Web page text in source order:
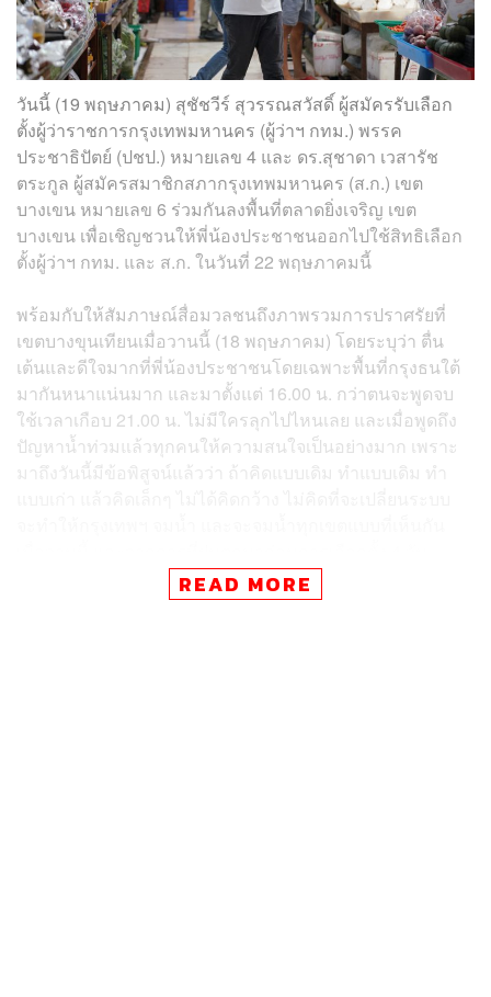
วันนี้ (19 พฤษภาคม) สุชัชวีร์ สุวรรณสวัสดิ์ ผู้สมัครรับเลือก
ตั้งผู้ว่าราชการกรุงเทพมหานคร (ผู้ว่าฯ กทม.) พรรค
ประชาธิปัตย์ (ปชป.) หมายเลข 4 และ ดร.สุชาดา เวสารัช
ตระกูล ผู้สมัครสมาชิกสภากรุงเทพมหานคร (ส.ก.) เขต
บางเขน หมายเลข 6 ร่วมกันลงพื้นที่ตลาดยิ่งเจริญ เขต
บางเขน เพื่อเชิญชวนให้พี่น้องประชาชนออกไปใช้สิทธิเลือก
ตั้งผู้ว่าฯ กทม. และ ส.ก. ในวันที่ 22 พฤษภาคมนี้
พร้อมกับให้สัมภาษณ์สื่อมวลชนถึงภาพรวมการปราศรัยที่
เขตบางขุนเทียนเมื่อวานนี้ (18 พฤษภาคม) โดยระบุว่า ตื่น
เต้นและดีใจมากที่พี่น้องประชาชนโดยเฉพาะพื้นที่กรุงธนใต้
มากันหนาแน่นมาก และมาตั้งแต่ 16.00 น. กว่าตนจะพูดจบ
ใช้เวลาเกือบ 21.00 น. ไม่มีใครลุกไปไหนเลย และเมื่อพูดถึง
ปัญหาน้ำท่วมแล้วทุกคนให้ความสนใจเป็นอย่างมาก เพราะ
มาถึงวันนี้มีข้อพิสูจน์แล้วว่า ถ้าคิดแบบเดิม ทำแบบเดิม ทำ
เป็นการส่งสัญญาณแรงๆ ชัดๆ ว่าการเลือกผู้ว่าฯ ครั้งนี้ ต้อง
คิดให้ดีๆ ต้องเลือกคนที่มีความรู้ มีความเข้าใจ และมีความ
READ MORE